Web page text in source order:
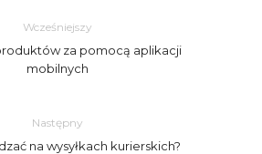
Wcześniejszy
za pomocą aplikacji
mobilnych
Następny
na wysyłkach kurierskich?